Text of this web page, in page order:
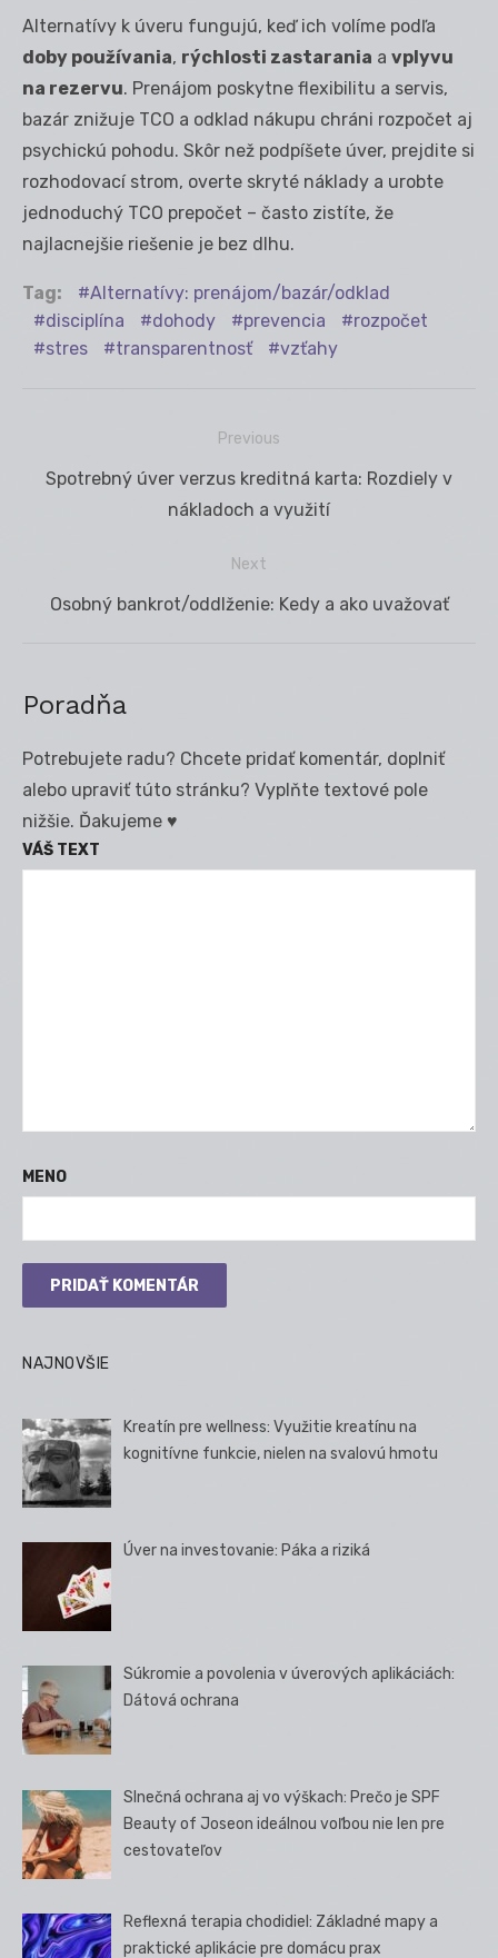
Alternatívy k úveru fungujú, keď ich volíme podľa
doby používania, rýchlosti zastarania a vplyvu
na rezervu. Prenájom poskytne flexibilitu a servis,
bazár znižuje TCO a odklad nákupu chráni rozpočet aj
psychickú pohodu. Skôr než podpíšete úver, prejdite si
rozhodovací strom, overte skryté náklady a urobte
jednoduchý TCO prepočet – často zistíte, že
najlacnejšie riešenie je bez dlhu.
Tag:
Alternatívy: prenájom/bazár/odklad
disciplína
dohody prevencia
rozpočet
stres
transparentnosť vzťahy
Previous
Previous
Spotrebný úver verzus kreditná karta: Rozdiely v
nákladoch a využití
Next
Next
Osobný bankrot/oddlženie: Kedy a ako uvažovať
Poradňa
Potrebujete radu? Chcete pridať komentár, doplniť
alebo upraviť túto stránku? Vyplňte textové pole
nižšie. Ďakujeme ♥
VÁŠ TEXT
MENO
NAJNOVŠIE
Kreatín pre wellness: Využitie kreatínu na
kognitívne funkcie, nielen na svalovú hmotu
Úver na investovanie: Páka a riziká
Súkromie a povolenia v úverových aplikáciách:
Dátová ochrana
Slnečná ochrana aj vo výškach: Prečo je SPF
Beauty of Joseon ideálnou voľbou nie len pre
cestovateľov
Reflexná terapia chodidiel: Základné mapy a
praktické aplikácie pre domácu prax